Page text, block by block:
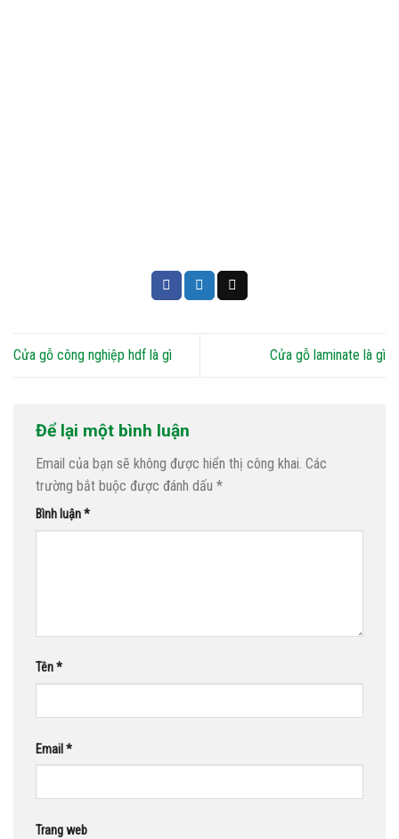
Cửa gỗ công nghiệp hdf là gì Cửa gỗ laminate là gì
Để lại một bình luận
Email của bạn sẽ không được hiển thị công khai. Các
trường bắt buộc được đánh dấu *
Bình luận*
Tên*
Email *
Trang web